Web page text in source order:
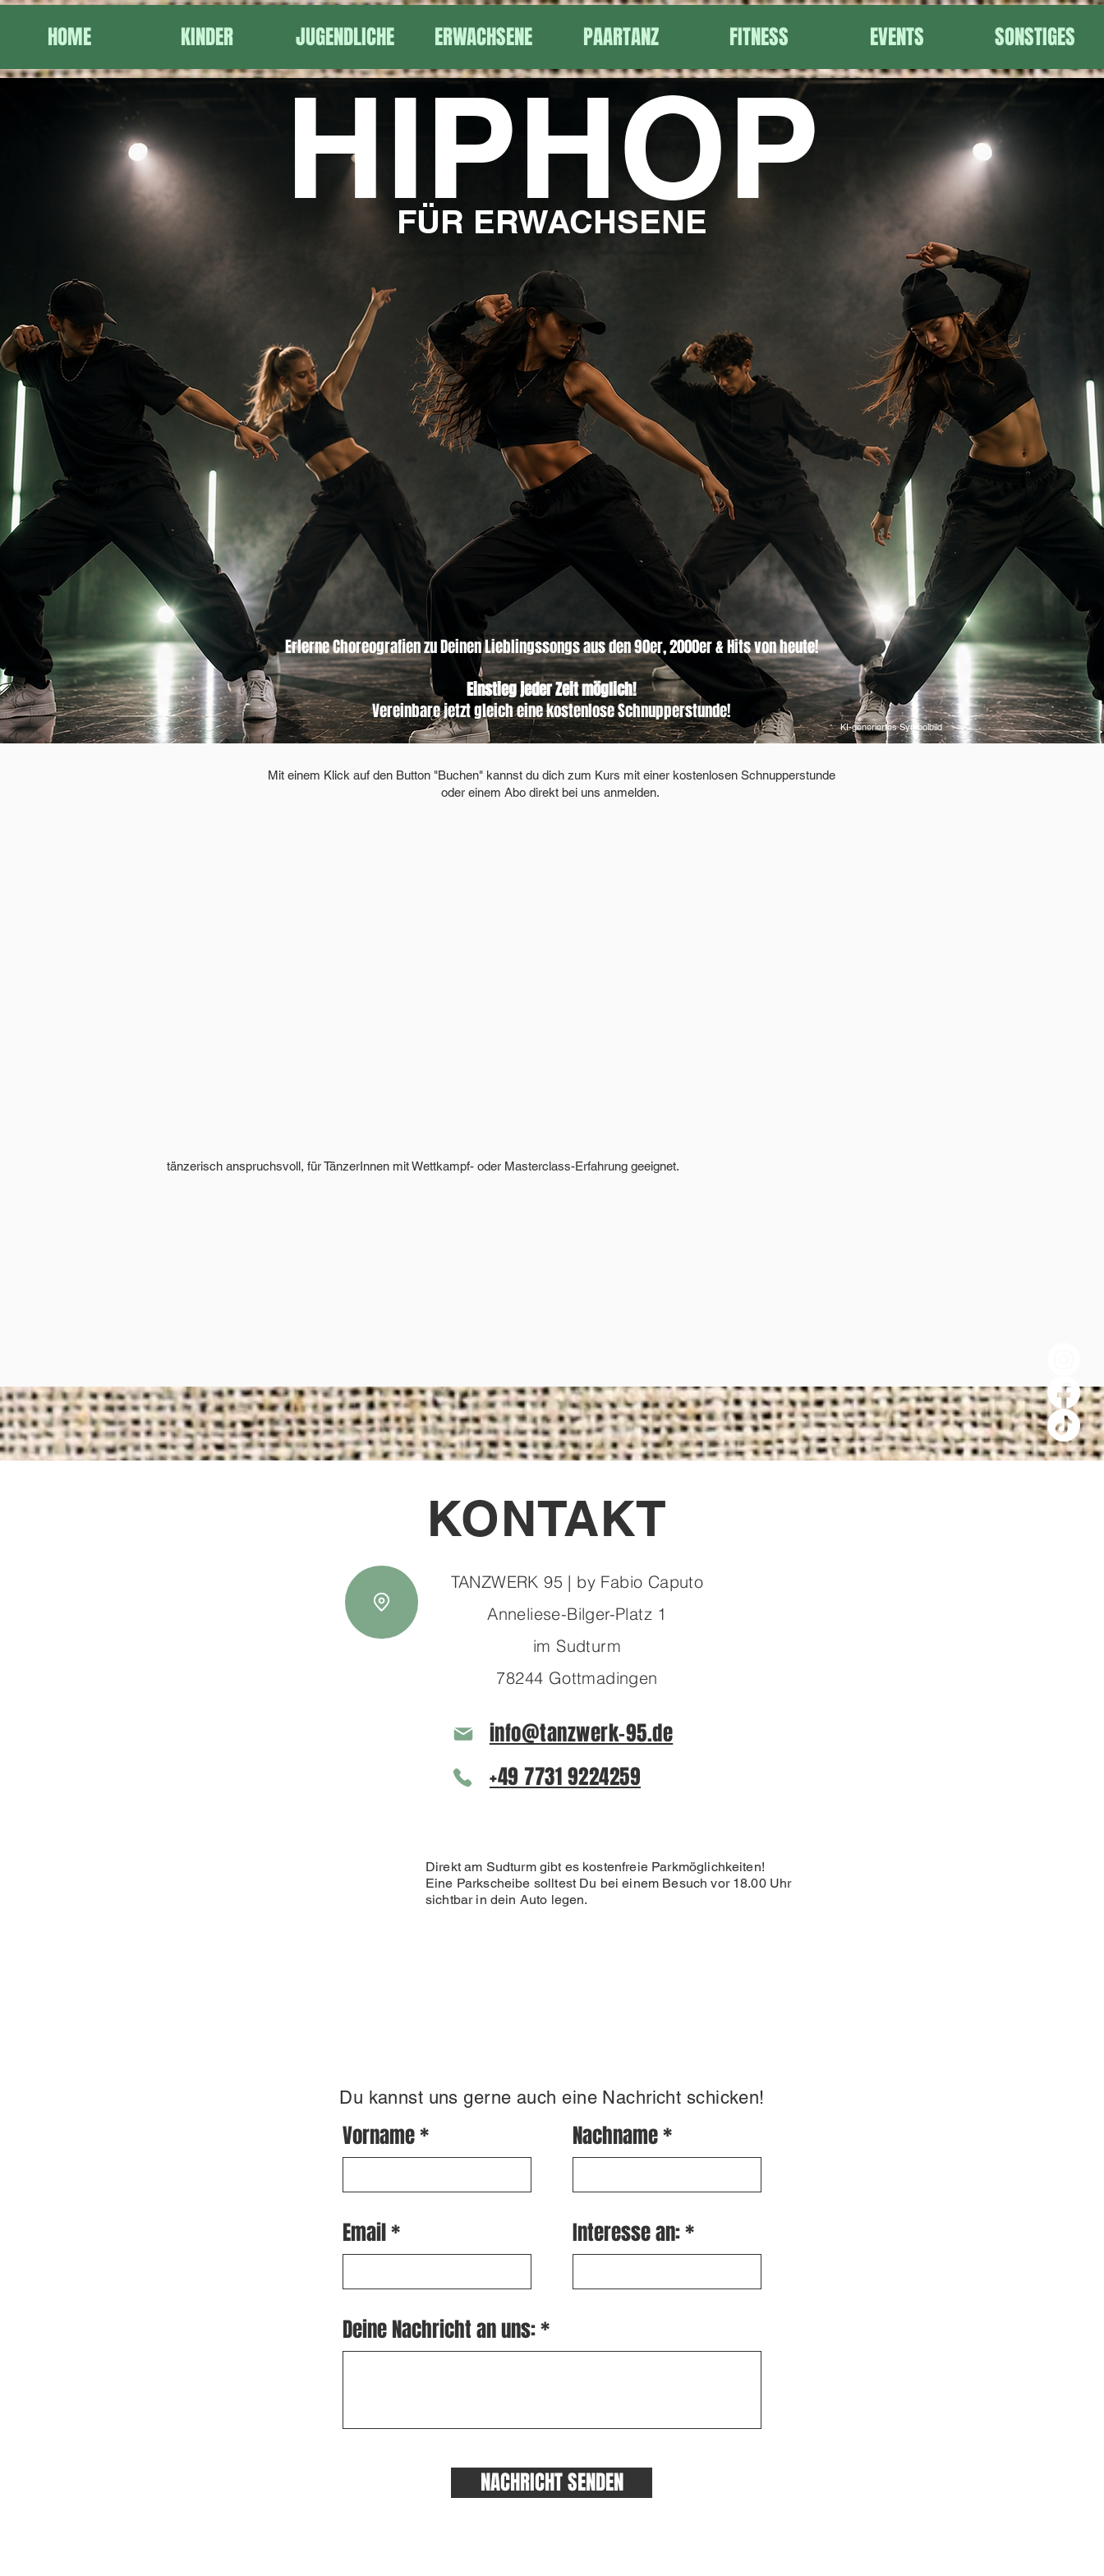
HOME KINDER JUGENDLICHE ERWACHSENE PAARTANZ FITNESS EVENTS SONSTIGES
HIPHOP
FÜR ERWACHSENE
Erlerne Choreografien zu Deinen Lieblingssongs aus den 90er, 2000er & Hits von heute!
Einstieg jeder Zeit möglich!
Vereinbare jetzt gleich eine kostenlose Schnupperstunde!
Mit einem Klick auf den Button "Buchen" kannst du dich zum Kurs mit einer kostenlosen Schnupperstunde
oder einem Abo direkt bei uns anmelden.
tänzerisch anspruchsvoll, für TänzerInnen mit Wettkampf- oder Masterclass-Erfahrung geeignet.
KI-generiertes Symbolbild
KONTAKT
TANZWERK 95 | by Fabio Caputo
Anneliese-Bilger-Platz 1
im Sudturm
78244 Gottmadingen
info@tanzwerk-95.de
+49 7731 9224259
Direkt am Sudturm gibt es kostenfreie Parkmöglichkeiten!
Eine Parkscheibe solltest Du bei einem Besuch vor 18.00 Uhr
sichtbar in dein Auto legen.
Du kannst uns gerne auch eine Nachricht schicken!
Vorname Nachname
Email Interesse an:
Deine Nachricht an uns:
NACHRICHT SENDEN